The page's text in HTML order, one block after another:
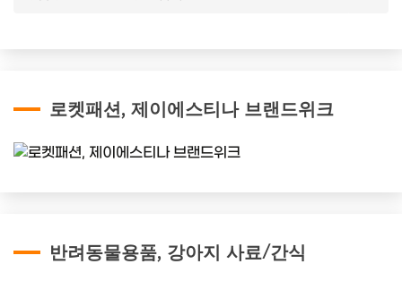
로켓패션, 제이에스티나 브랜드위크
반려동물용품, 강아지 사료/간식